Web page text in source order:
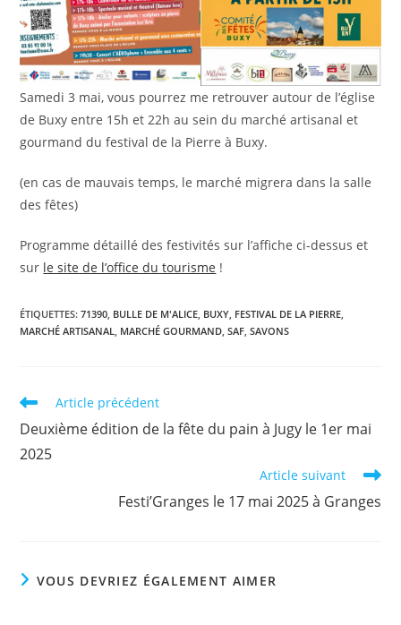
Samedi 3 mai, vous pourrez me retrouver autour de l’église
de Buxy entre 15h et 22h au sein du marché artisanal et
gourmand du festival de la Pierre à Buxy.
(en cas de mauvais temps, le marché migrera dans la salle
des fêtes)
Programme détaillé des festivités sur l’affiche ci-dessus et
sur le site de l’office du tourisme !
ÉTIQUETTES:71390, BULLE DE M'ALICE, BUXY, FESTIVAL DE LA PIERRE,
MARCHÉ ARTISANAL, MARCHÉ GOURMAND, SAF, SAVONS
Read
articles
Article précédent
Deuxième édition de la fête du pain à Jugy le 1er mai
2025
Article suivant
Festi’Granges le 17 mai 2025 à Granges
VOUS DEVRIEZ ÉGALEMENT AIMER